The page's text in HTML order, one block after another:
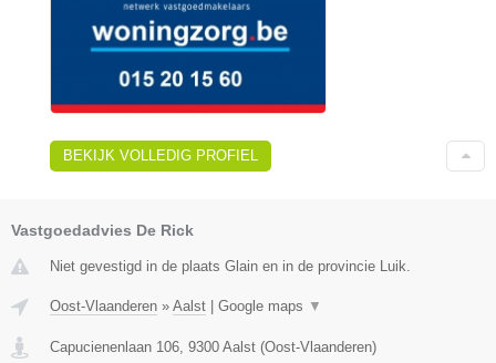
BEKIJK VOLLEDIG PROFIEL
Vastgoedadvies De Rick
Niet gevestigd in de plaats Glain en in de provincie Luik.
Oost-Vlaanderen » Aalst Google maps ▼
Capucienenlaan 106 9300 Aalst (Oost-Vlaanderen)